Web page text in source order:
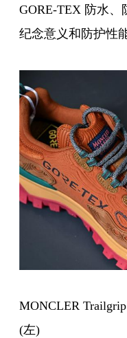
GORE-TEX 防水
纪念意义和防护性能
MONCLER
(左)